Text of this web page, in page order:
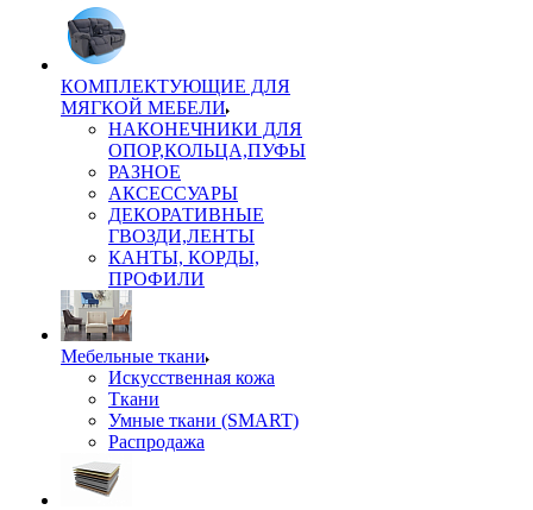
КОМПЛЕКТУЮЩИЕ ДЛЯ
МЯГКОЙ МЕБЕЛИ
НАКОНЕЧНИКИ ДЛЯ
ОПОР,КОЛЬЦА,ПУФЫ
РАЗНОЕ
АКСЕССУАРЫ
ДЕКОРАТИВНЫЕ
ГВОЗДИ,ЛЕНТЫ
КАНТЫ, КОРДЫ,
ПРОФИЛИ
Мебельные ткани
Искусственная кожа
Ткани
Умные ткани (SMART)
Распродажа